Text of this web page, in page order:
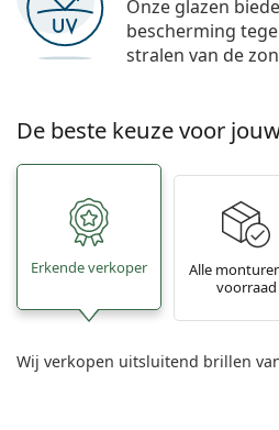
Onze glazen
bescherming
stralen van de zon
De beste keuze voor
Erkende verkoper
Alle
voorraad
Wij verkopen uitsluitend brillen